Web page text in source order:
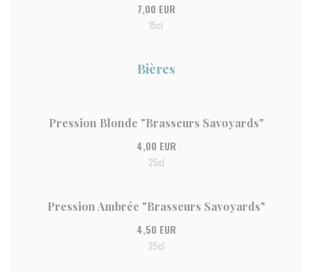
7,00 EUR
15cl
Bières
Pression Blonde "Brasseurs Savoyards"
4,00 EUR
25cl
Pression Ambrée "Brasseurs Savoyards"
4,50 EUR
25cl